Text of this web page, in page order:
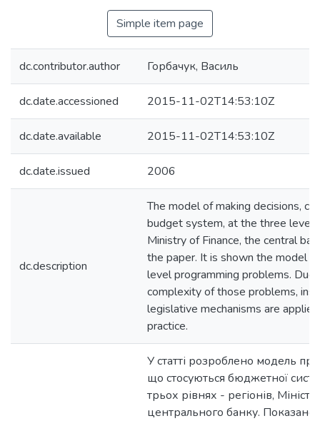
Simple item page
dc.contributor.author Горбачук, Василь
dc.date.accessioned 2015-11-02T14:53:10Z
dc.date.available 2015-11-02T14:53:10Z
dc.date.issued 2006
dc.description
The model of making decisions,
budget system, at the three
Ministry of Finance, the central
the paper. It is shown the model
level programming problems.
complexity of those problems,
legislative mechanisms are
practice.
У статті розроблено модель
що стосуються бюджетної
трьох рівнях - регіонів,
центрального банку.